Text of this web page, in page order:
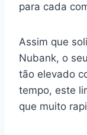
para cada
Assim que
Nubank, o
tão elevado
tempo, este
que muito